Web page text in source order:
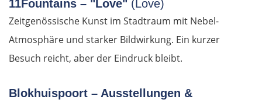
11Fountains – "Love" (Love)
Zeitgenössische Kunst im Stadtraum mit Nebel-
Atmosphäre und starker Bildwirkung. Ein kurzer
Besuch reicht, aber der Eindruck bleibt.
Blokhuispoort – Ausstellungen &
Fürstenwalde
Berlin